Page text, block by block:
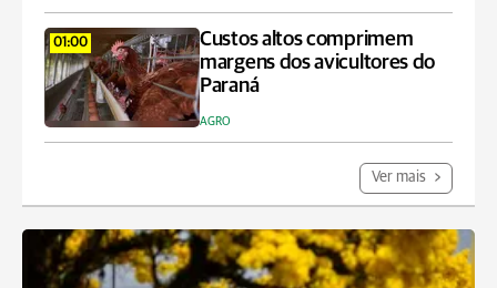
01:00
Custos altos comprimem
margens dos avicultores do
Paraná
AGRO
Ver mais